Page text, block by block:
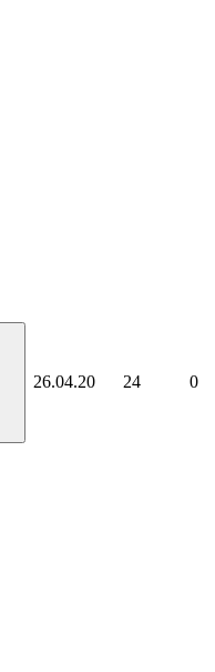
26.04.20 24 0